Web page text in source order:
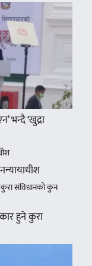
भन्दै ‘खुद्रा
हुने कुरा